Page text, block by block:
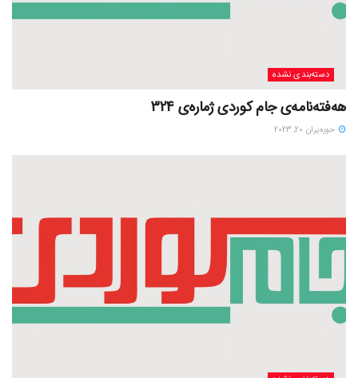
دسته‌بندی نشده
هەفتەنامەی جام کوردی ژمارەی 324
حوزه‌یران 20, 2023